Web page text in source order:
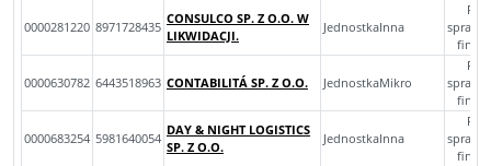
0000281220 8971728435
CONSULCO SP. Z O.O. W
LIKWIDACJI.
JednostkaInna
0000630782 6443518963 CONTABILITÁ SP. Z O.O. JednostkaMikro
0000683254 5981640054
DAY & NIGHT LOGISTICS
SP. Z O.O.
JednostkaInna